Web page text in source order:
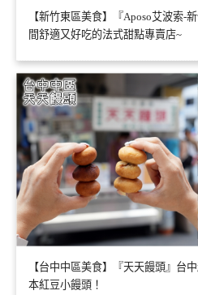
【新竹東區美食】『Aposo艾波索-
間舒適又好吃的法式甜點專賣店~
【台中中區美食】『天天饅頭』台
本紅豆小饅頭！